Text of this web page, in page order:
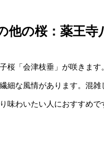
他の桜：薬王寺
桜「会津枝垂」が咲きま
細な風情があります。混
味わいたい人におすすめで